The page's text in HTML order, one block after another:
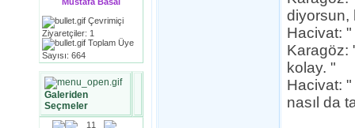
Çevrimiçi
Ziyaretçiler: 1
Toplam Üye
Sayısı: 664
Galeriden
Seçmeler
diyorsun,
Hacivat:
Karagöz:
kolay. "
Hacivat:
nasıl da